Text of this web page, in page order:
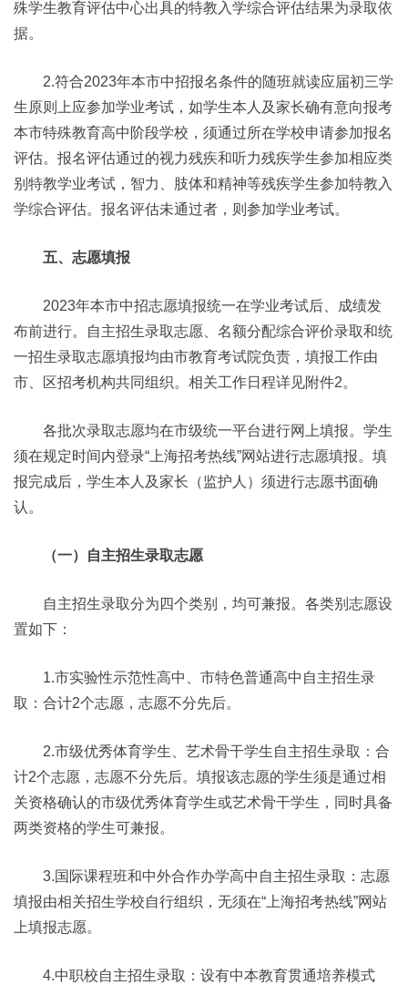
殊学生教育评估中心出具的特教入学综合评估结果为录取依
据。
2.符合2023年本市中招报名条件的随班就读应届初三学
生原则上应参加学业考试，如学生本人及家长确有意向报考
本市特殊教育高中阶段学校，须通过所在学校申请参加报名
评估。报名评估通过的视力残疾和听力残疾学生参加相应类
别特教学业考试，智力、肢体和精神等残疾学生参加特教入
学综合评估。报名评估未通过者，则参加学业考试。
五、志愿填报
2023年本市中招志愿填报统一在学业考试后、成绩发
布前进行。自主招生录取志愿、名额分配综合评价录取和统
一招生录取志愿填报均由市教育考试院负责，填报工作由
市、区招考机构共同组织。相关工作日程详见附件2。
各批次录取志愿均在市级统一平台进行网上填报。学生
须在规定时间内登录“上海招考热线”网站进行志愿填报。填
报完成后，学生本人及家长（监护人）须进行志愿书面确
认。
（一）自主招生录取志愿
自主招生录取分为四个类别，均可兼报。各类别志愿设
置如下：
1.市实验性示范性高中、市特色普通高中自主招生录
取：合计2个志愿，志愿不分先后。
2.市级优秀体育学生、艺术骨干学生自主招生录取：合
计2个志愿，志愿不分先后。填报该志愿的学生须是通过相
关资格确认的市级优秀体育学生或艺术骨干学生，同时具备
两类资格的学生可兼报。
3.国际课程班和中外合作办学高中自主招生录取：志愿
填报由相关招生学校自行组织，无须在“上海招考热线”网站
上填报志愿。
4.中职校自主招生录取：设有中本教育贯通培养模式